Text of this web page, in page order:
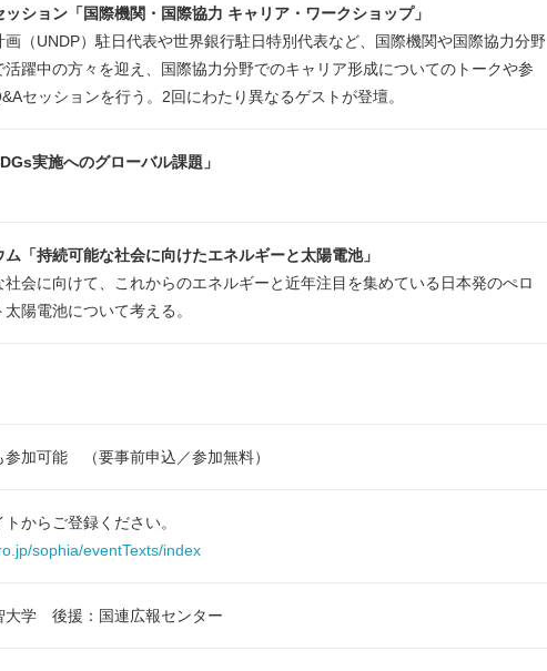
ッション「国際機関・国際協力 キャリア・ワークショップ」
画（UNDP）駐日代表や世界銀行駐日特別代表など、国際機関や国際協力分野
活躍中の方々を迎え、国際協力分野でのキャリア形成についてのトークや参
セッションを行う。2回にわたり異なるゲストが登壇。
実施へのグローバル課題」
ム「持続可能な社会に向けたエネルギーと太陽電池」
社会に向けて、これからのエネルギーと近年注目を集めている日本発のぺロ
陽電池について考える。
参加可能 （要事前申込／参加無料）
からご登録ください。
sophia/eventTexts/index
大学 後援：国連広報センター